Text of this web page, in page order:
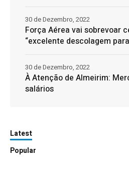
Força Aérea vai sobrevoar
“excelente descolagem
30 de Dezembro, 2022
À Atenção de Almeirim:
salários
30 de Dezembro, 2022
Latest
Popular